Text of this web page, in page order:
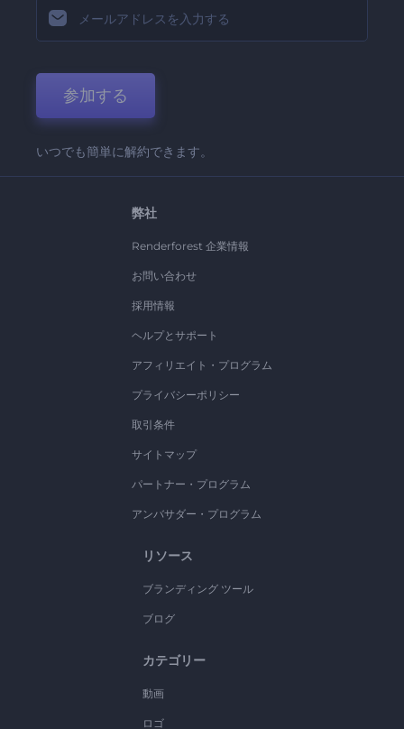
参加する
いつでも簡単に解約できます。
弊社
Renderforest 企業情報
お問い合わせ
採用情報
ヘルプとサポート
アフィリエイト・プログラム
プライバシーポリシー
取引条件
サイトマップ
パートナー・プログラム
アンバサダー・プログラム
リソース
ブランディング ツール
ブログ
カテゴリー
動画
ロゴ